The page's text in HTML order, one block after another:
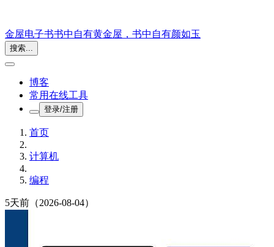
金屋电子书书中自有黄金屋，书中自有颜如玉
搜索...
博客
常用在线工具
登录/注册
首页
计算机
编程
5天前 （2026-08-04）